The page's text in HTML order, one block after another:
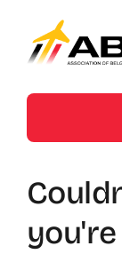
content
Over Abto